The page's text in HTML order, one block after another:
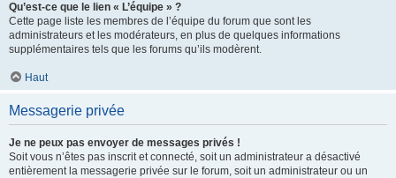
Qu’est-ce que le lien « L’équipe » ?
Cette page liste les membres de l’équipe du forum que sont les
administrateurs et les modérateurs, en plus de quelques informations
supplémentaires tels que les forums qu’ils modèrent.
Haut
Messagerie privée
Je ne peux pas envoyer de messages privés !
Soit vous n’êtes pas inscrit et connecté, soit un administrateur a désactivé
entièrement la messagerie privée sur le forum, soit un administrateur ou un